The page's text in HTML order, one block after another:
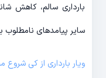
بارداری سالم، کاهش
سایر پیامدهای نامطلوب
ویار بارداری از کی شروع